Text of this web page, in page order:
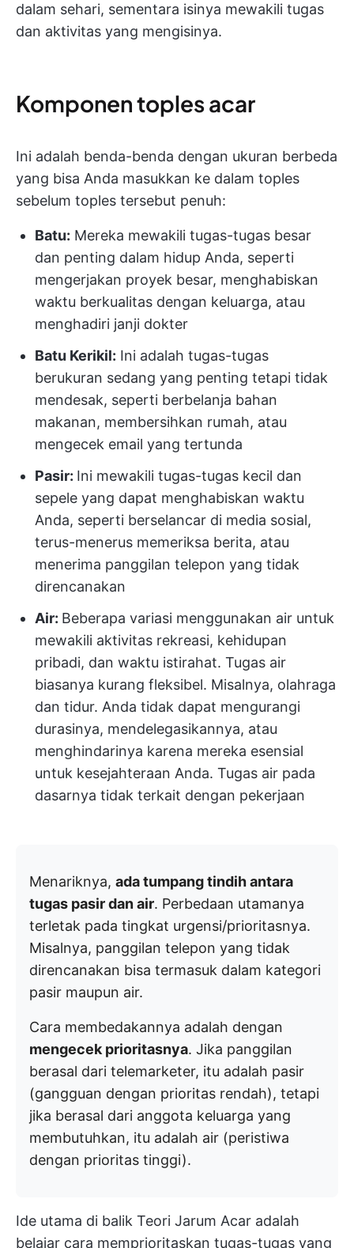
dalam sehari, sementara isinya mewakili tugas
dan aktivitas yang mengisinya.
Komponen toples acar
Ini adalah benda-benda dengan ukuran berbeda
yang bisa Anda masukkan ke dalam toples
sebelum toples tersebut penuh:
Batu: Mereka mewakili tugas-tugas besar
dan penting dalam hidup Anda, seperti
mengerjakan proyek besar, menghabiskan
waktu berkualitas dengan keluarga, atau
menghadiri janji dokter
Batu Kerikil: Ini adalah tugas-tugas
berukuran sedang yang penting tetapi tidak
mendesak, seperti berbelanja bahan
makanan, membersihkan rumah, atau
mengecek email yang tertunda
Pasir: Ini mewakili tugas-tugas kecil dan
sepele yang dapat menghabiskan waktu
Anda, seperti berselancar di media sosial,
terus-menerus memeriksa berita, atau
menerima panggilan telepon yang tidak
direncanakan
Air: Beberapa variasi menggunakan air untuk
mewakili aktivitas rekreasi, kehidupan
pribadi, dan waktu istirahat. Tugas air
biasanya kurang fleksibel. Misalnya, olahraga
dan tidur. Anda tidak dapat mengurangi
durasinya, mendelegasikannya, atau
menghindarinya karena mereka esensial
untuk kesejahteraan Anda. Tugas air pada
dasarnya tidak terkait dengan pekerjaan
Menariknya, ada tumpang tindih antara
tugas pasir dan air. Perbedaan utamanya
terletak pada tingkat urgensi/prioritasnya.
Misalnya, panggilan telepon yang tidak
direncanakan bisa termasuk dalam kategori
pasir maupun air.
Cara membedakannya adalah dengan
mengecek prioritasnya. Jika panggilan
berasal dari telemarketer, itu adalah pasir
(gangguan dengan prioritas rendah), tetapi
jika berasal dari anggota keluarga yang
membutuhkan, itu adalah air (peristiwa
dengan prioritas tinggi).
Ide utama di balik Teori Jarum Acar adalah
belajar cara memprioritaskan tugas-tugas yang